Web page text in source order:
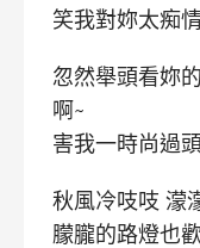
笑我對妳太痴
忽然舉頭看妳
啊~
害我一時尚過
秋風冷吱吱 濛
朦朧的路燈也